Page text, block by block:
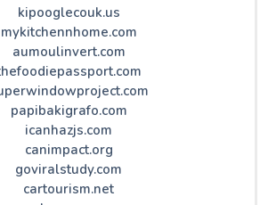
kipooglecouk.us
mykitchennhome.com
aumoulinvert.com
papibakigrafo.com
icanhazjs.com
canimpact.org
goviralstudy.com
cartourism.net